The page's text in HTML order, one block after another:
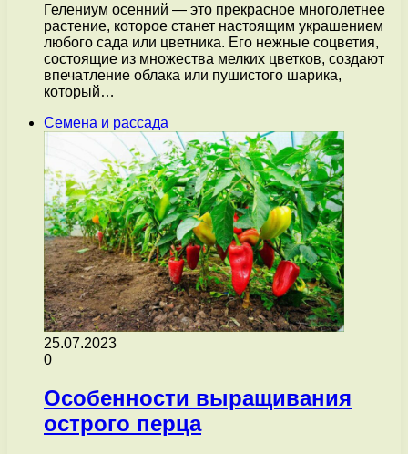
Гелениум осенний — это прекрасное многолетнее
растение, которое станет настоящим украшением
любого сада или цветника. Его нежные соцветия,
состоящие из множества мелких цветков, создают
впечатление облака или пушистого шарика,
который…
Семена и рассада
25.07.2023
0
Особенности выращивания
острого перца